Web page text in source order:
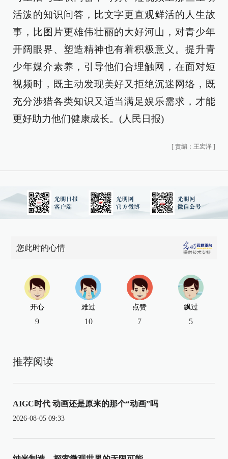
活泼的知识问答，比文字更直观鲜活的人生故
事，比图片更雄伟壮丽的大好河山，对青少年
开阔眼界、塑造精神也有着积极意义。提升青
少年媒介素养，引导他们合理触网，在面对短
视频时，既主动发现美好又拒绝沉迷网络，既
充分涉猎各类知识又适当满足娱乐需求，才能
更好助力他们健康成长。(人民日报)
[ 责编：王宏泽 ]
您此时的心情
开心
9
难过
10
点赞
7
飘过
5
推荐阅读
AIGC时代 动画还是原来的那个“动画”吗
2026-08-05 09:33